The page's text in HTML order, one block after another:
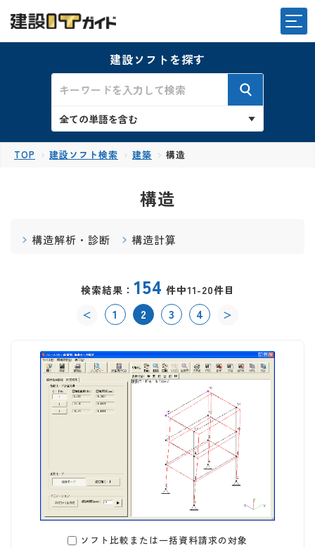
建設ソフトを探す
TOP 建設ソフト検索 建築 構造
構造
構造解析・診断 構造計算
検索結果： 154 件中11-20件目
＜ 1 2 3 4 ＞
ソフト比較または一括資料請求の対象